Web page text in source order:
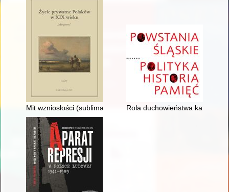
Mit wzniosłości (sublimacji) a egzystencja żołnierzy polskich
Rola duchowieństwa